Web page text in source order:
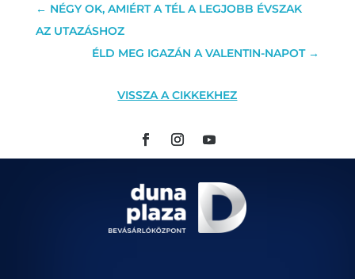
← NÉGY OK, AMIÉRT A TÉL A LEGJOBB ÉVSZAK
AZ UTAZÁSHOZ
ÉLD MEG IGAZÁN A VALENTIN-NAPOT→
VISSZA A CIKKEKHEZ